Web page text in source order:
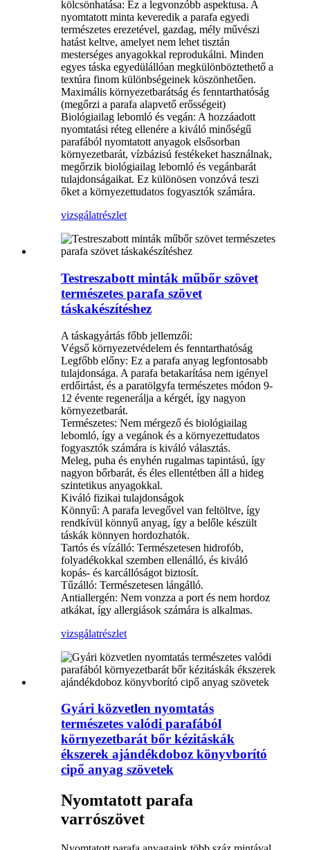
kölcsönhatása: Ez a legvonzóbb aspektusa. A
nyomtatott minta keveredik a parafa egyedi
természetes erezetével, gazdag, mély művészi
hatást keltve, amelyet nem lehet tisztán
mesterséges anyagokkal reprodukálni. Minden
egyes táska egyedülállóan megkülönböztethető a
textúra finom különbségeinek köszönhetően.
Maximális környezetbarátság és fenntarthatóság
(megőrzi a parafa alapvető erősségeit)
Biológiailag lebomló és vegán: A hozzáadott
nyomtatási réteg ellenére a kiváló minőségű
parafából nyomtatott anyagok elsősorban
környezetbarát, vízbázisú festékeket használnak,
megőrzik biológiailag lebomló és vegánbarát
tulajdonságaikat. Ez különösen vonzóvá teszi
őket a környezettudatos fogyasztók számára.
vizsgálatrészlet
Testreszabott minták műbőr szövet
természetes parafa szövet
táskakészítéshez
A táskagyártás főbb jellemzői:
Végső környezetvédelem és fenntarthatóság
Legfőbb előny: Ez a parafa anyag legfontosabb
tulajdonsága. A parafa betakarítása nem igényel
erdőirtást, és a paratölgyfa természetes módon 9-
12 évente regenerálja a kérgét, így nagyon
környezetbarát.
Természetes: Nem mérgező és biológiailag
lebomló, így a vegánok és a környezettudatos
fogyasztók számára is kiváló választás.
Meleg, puha és enyhén rugalmas tapintású, így
nagyon bőrbarát, és éles ellentétben áll a hideg
szintetikus anyagokkal.
Kiváló fizikai tulajdonságok
Könnyű: A parafa levegővel van feltöltve, így
rendkívül könnyű anyag, így a belőle készült
táskák könnyen hordozhatók.
Tartós és vízálló: Természetesen hidrofób,
folyadékokkal szemben ellenálló, és kiváló
kopás- és karcállóságot biztosít.
Tűzálló: Természetesen lángálló.
Antiallergén: Nem vonzza a port és nem hordoz
atkákat, így allergiások számára is alkalmas.
vizsgálatrészlet
Gyári közvetlen nyomtatás
természetes valódi parafából
környezetbarát bőr kézitáskák
ékszerek ajándékdoboz könyvborító
cipő anyag szövetek
Nyomtatott parafa
varrószövet